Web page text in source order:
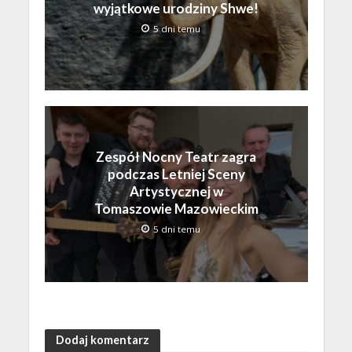
wyjątkowe urodziny Shwe!
5 dni temu
Zespół Nocny Teatr zagra
podczas Letniej Sceny
Artystycznej w
Tomaszowie Mazowieckim
5 dni temu
Dodaj komentarz